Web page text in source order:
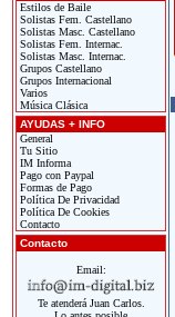
Estilos de Baile
Solistas Fem. Castellano
Solistas Masc. Castellano
Solistas Fem. Internac.
Solistas Masc. Internac.
Grupos Castellano
Grupos Internacional
Varios
Música Clásica
AYUDAS + INFO
General
Tu Sitio
IM Informa
Pago con Paypal
Formas de Pago
Política De Privacidad
Política De Cookies
Contacto
Contacto
Email:
Te atenderá Juan Carlos.